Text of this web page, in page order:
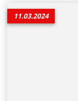
11.03.2024